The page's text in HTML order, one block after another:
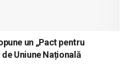
un „Pact pentru
de Uniune Națională